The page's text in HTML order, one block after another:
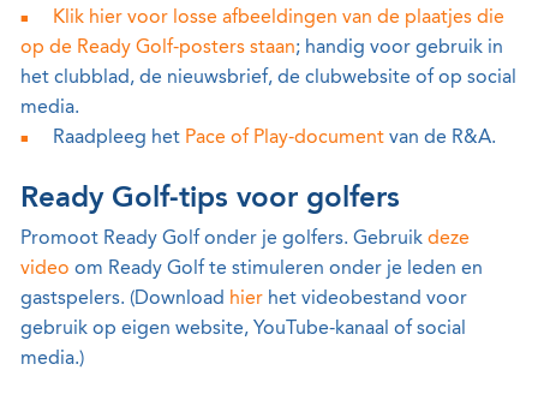
Klik hier voor losse afbeeldingen van de plaatjes die
op de Ready Golf-posters staan; handig voor gebruik in
het clubblad, de nieuwsbrief, de clubwebsite of op social
media.
Raadpleeg het Pace of Play-document van de R&A.
Ready Golf-tips voor golfers
Promoot Ready Golf onder je golfers. Gebruik deze
video om Ready Golf te stimuleren onder je leden en
gastspelers. (Download hier het videobestand voor
gebruik op eigen website, YouTube-kanaal of social
media.)